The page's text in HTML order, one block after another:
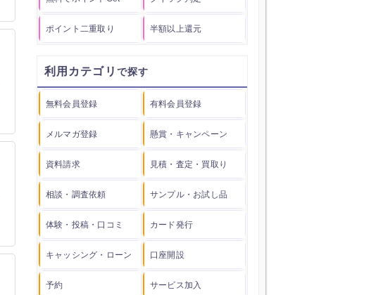
ポイント二重取り 半額以上還元
利用カテゴリ
無料会員登録 有料会員登録
メルマガ登録 懸賞・キャンペーン
資料請求 見積・査定・買取り
相談・調査依頼 サンプル・お試し品
体験・投稿・口コミ カード発行
キャッシング・ローン 口座開設
予約 サービス加入